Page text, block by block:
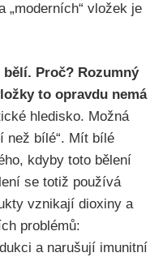
„moderních“ vložek je
Proč? Rozumný
to opravdu nemá
hledisko. Možná
než bílé“. Mít bílé
kdyby toto bělení
se totiž používá
vznikají dioxiny a
problémů:
a narušují imunitní